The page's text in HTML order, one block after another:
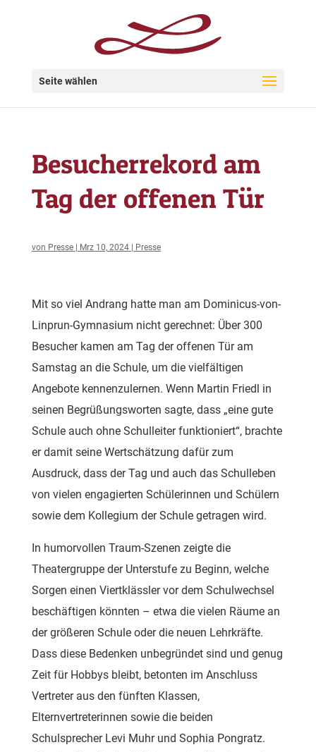
Seite wählen
Besucherrekord am
Tag der offenen Tür
von Presse| Mrz 10, 2024| Presse
Mit so viel Andrang hatte man am Dominicus-von-
Linprun-Gymnasium nicht gerechnet: Über 300
Besucher kamen am Tag der offenen Tür am
Samstag an die Schule, um die vielfältigen
Angebote kennenzulernen. Wenn Martin Friedl in
seinen Begrüßungsworten sagte, dass „eine gute
Schule auch ohne Schulleiter funktioniert“, brachte
er damit seine Wertschätzung dafür zum
Ausdruck, dass der Tag und auch das Schulleben
von vielen engagierten Schülerinnen und Schülern
sowie dem Kollegium der Schule getragen wird.
In humorvollen Traum-Szenen zeigte die
Theatergruppe der Unterstufe zu Beginn, welche
Sorgen einen Viertklässler vor dem Schulwechsel
beschäftigen könnten – etwa die vielen Räume an
der größeren Schule oder die neuen Lehrkräfte.
Dass diese Bedenken unbegründet sind und genug
Zeit für Hobbys bleibt, betonten im Anschluss
Vertreter aus den fünften Klassen,
Elternvertreterinnen sowie die beiden
Schulsprecher Levi Muhr und Sophia Pongratz.